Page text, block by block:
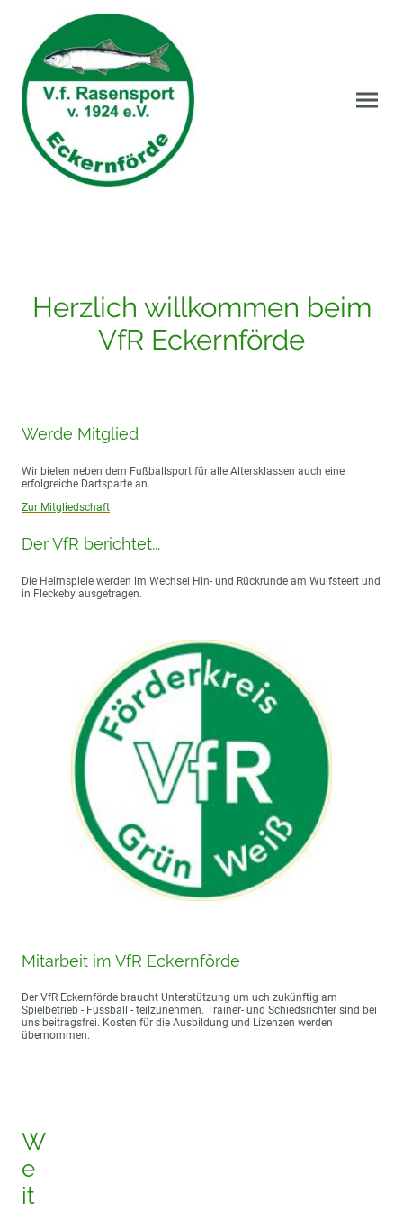
Herzlich willkommen beim
VfR Eckernförde
Werde Mitglied
Wir bieten neben dem Fußballsport für alle Altersklassen auch eine
erfolgreiche Dartsparte an.
Zur Mitgliedschaft
Der VfR berichtet...
Die Heimspiele werden im Wechsel Hin- und Rückrunde am Wulfsteert und
in Fleckeby ausgetragen.
Mitarbeit im VfR Eckernförde
Der VfR Eckernförde braucht Unterstützung um uch zukünftig am
Spielbetrieb - Fussball - teilzunehmen. Trainer- und Schiedsrichter sind bei
uns beitragsfrei. Kosten für die Ausbildung und Lizenzen werden
übernommen.
W
e
it